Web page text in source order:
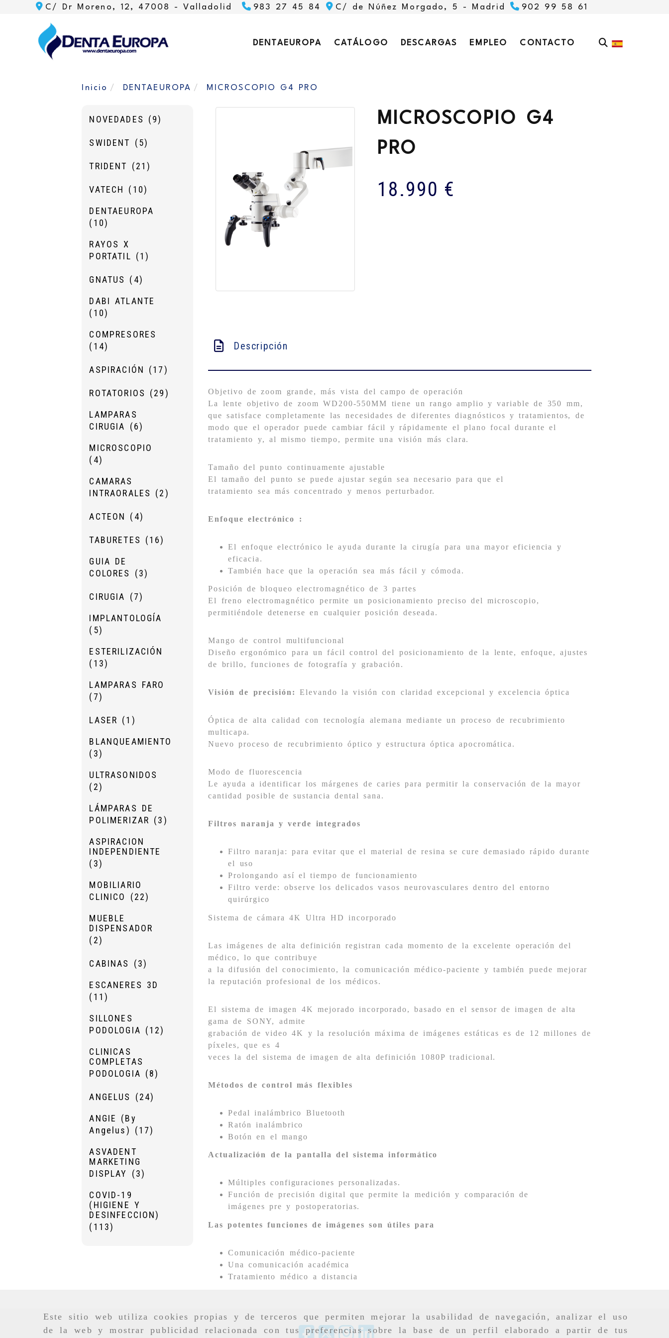
Este sitio web utiliza cookies propias y de terceros que permiten mejorar la usabilidad de navegación, analizar el uso
de la web y mostrar publicidad relacionada con tus preferencias sobre la base de un perfil elaborado a partir de tus
C/ Dr Moreno, 12, 47008 -Valladolid 983 27 45 84 C/ de Núñez Morgado, 5 - Madrid 902 99 58 61
DENTAEUROPA CATÁLOGO DESCARGAS EMPLEO CONTACTO
Inicio DENTAEUROPA MICROSCOPIO G4 PRO
NOVEDADES (9)
SWIDENT (5)
TRIDENT (21)
VATECH (10)
DENTAEUROPA
(10)
RAYOS X
PORTATIL (1)
GNATUS (4)
DABI ATLANTE
(10)
COMPRESORES
(14)
ASPIRACIÓN (17)
ROTATORIOS (29)
LAMPARAS
CIRUGIA (6)
MICROSCOPIO
(4)
CAMARAS
INTRAORALES (2)
ACTEON (4)
TABURETES (16)
GUIA DE
COLORES (3)
CIRUGIA (7)
IMPLANTOLOGÍA
(5)
ESTERILIZACIÓN
(13)
LAMPARAS FARO
(7)
LASER (1)
BLANQUEAMIENTO
(3)
ULTRASONIDOS
(2)
LÁMPARAS DE
POLIMERIZAR (3)
ASPIRACION
INDEPENDIENTE
(3)
MOBILIARIO
CLINICO (22)
MUEBLE
DISPENSADOR
(2)
CABINAS (3)
ESCANERES 3D
(11)
SILLONES
PODOLOGIA (12)
CLINICAS
COMPLETAS
PODOLOGIA (8)
ANGELUS (24)
ANGIE (By
Angelus) (17)
ASVADENT
MARKETING
DISPLAY (3)
COVID-19
(HIGIENE Y
DESINFECCION)
(113)
MICROSCOPIO G4
PRO
18.990 €
Descripción
Objetivo de zoom grande, más vista del campo de operación
La lente objetivo de zoom WD200-550MM tiene un rango amplio y variable de 350 mm,
que satisface completamente las necesidades de diferentes diagnósticos y tratamientos, de
modo que el operador puede cambiar fácil y rápidamente el plano focal durante el
tratamiento y, al mismo tiempo, permite una visión más clara.
Tamaño del punto continuamente ajustable
El tamaño del punto se puede ajustar según sea necesario para que el
tratamiento sea más concentrado y menos perturbador.
Enfoque electrónico :
El enfoque electrónico le ayuda durante la cirugía para una mayor eficiencia y
eficacia.
También hace que la operación sea más fácil y cómoda.
Posición de bloqueo electromagnético de 3 partes
El freno electromagnético permite un posicionamiento preciso del microscopio,
permitiéndole detenerse en cualquier posición deseada.
Mango de control multifuncional
Diseño ergonómico para un fácil control del posicionamiento de la lente, enfoque, ajustes
de brillo, funciones de fotografía y grabación.
Visión de precisión: Elevando la visión con claridad excepcional y excelencia óptica
Óptica de alta calidad con tecnología alemana mediante un proceso de recubrimiento
multicapa.
Nuevo proceso de recubrimiento óptico y estructura óptica apocromática.
Modo de fluorescencia
Le ayuda a identificar los márgenes de caries para permitir la conservación de la mayor
cantidad posible de sustancia dental sana.
Filtros naranja y verde integrados
Filtro naranja: para evitar que el material de resina se cure demasiado rápido durante
el uso
Prolongando así el tiempo de funcionamiento
Filtro verde: observe los delicados vasos neurovasculares dentro del entorno
quirúrgico
Sistema de cámara 4K Ultra HD incorporado
Las imágenes de alta definición registran cada momento de la excelente operación del
médico, lo que contribuye
a la difusión del conocimiento, la comunicación médico-paciente y también puede mejorar
la reputación profesional de los médicos.
El sistema de imagen 4K mejorado incorporado, basado en el sensor de imagen de alta
gama de SONY, admite
grabación de video 4K y la resolución máxima de imágenes estáticas es de 12 millones de
píxeles, que es 4
veces la del sistema de imagen de alta definición 1080P tradicional.
Métodos de control más flexibles
Pedal inalámbrico Bluetooth
Ratón inalámbrico
Botón en el mango
Actualización de la pantalla del sistema informático
Múltiples configuraciones personalizadas.
Función de precisión digital que permite la medición y comparación de
imágenes pre y postoperatorias.
Las potentes funciones de imágenes son útiles para
Comunicación médico-paciente
Una comunicación académica
Tratamiento médico a distancia